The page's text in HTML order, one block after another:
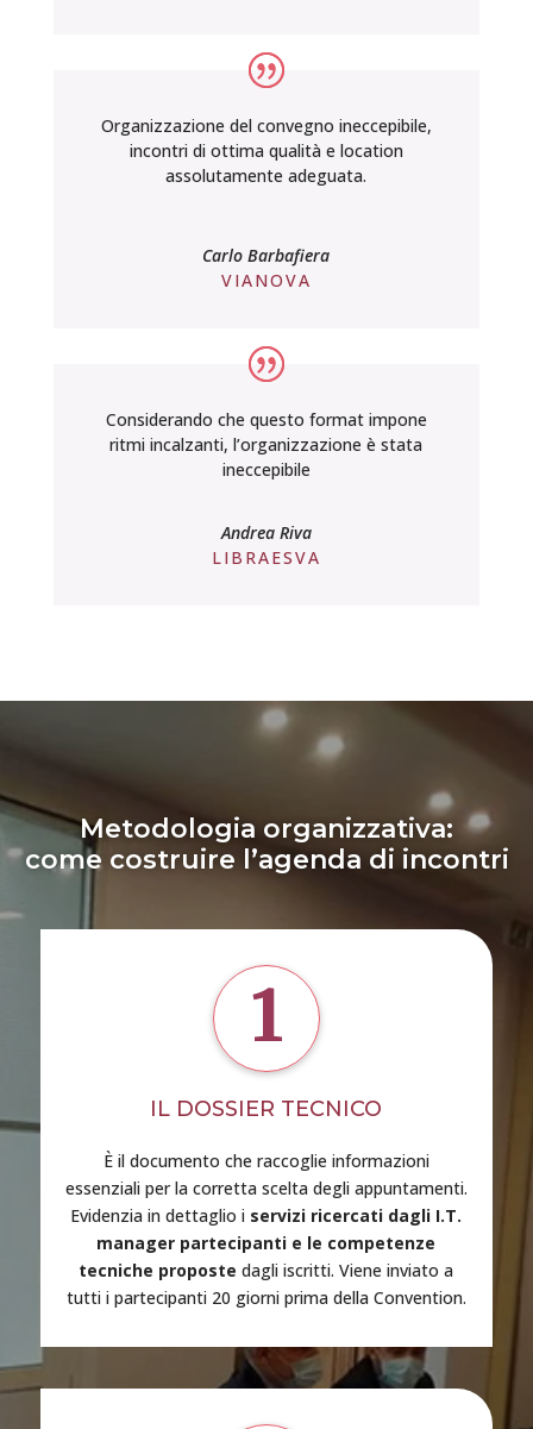
Organizzazione del convegno ineccepibile,
incontri di ottima qualità e location
assolutamente adeguata.
Carlo Barbafiera
VIANOVA
Considerando che questo format impone
ritmi incalzanti, l’organizzazione è stata
ineccepibile
Andrea Riva
LIBRAESVA
Metodologia organizzativa:
come costruire l’agenda di incontri
1
IL DOSSIER TECNICO
È il documento che raccoglie informazioni
essenziali per la corretta scelta degli appuntamenti.
Evidenzia in dettaglio i servizi ricercati dagli I.T.
manager partecipanti e le competenze
tecniche proposte dagli iscritti. Viene inviato a
tutti i partecipanti 20 giorni prima della Convention.